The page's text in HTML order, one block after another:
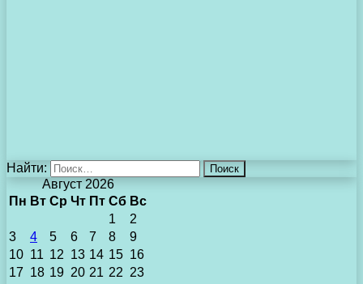
Найти:
Август 2026
Пн Вт Ср Чт Пт Сб Вс
1
2
3
4 5 6 7 8
9
10 11 12 13 14 15 16
17 18 19 20 21 22 23